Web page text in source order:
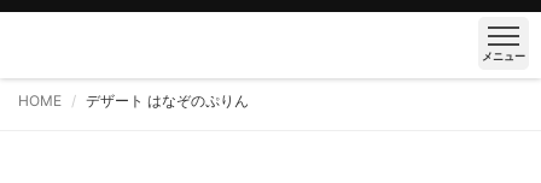
メニュー
HOME デザート はなぞのぷりん